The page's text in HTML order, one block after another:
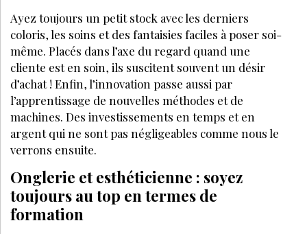
Ayez toujours un petit stock avec les derniers
coloris, les soins et des fantaisies faciles à poser soi-
même. Placés dans l’axe du regard quand une
cliente est en soin, ils suscitent souvent un désir
d’achat ! Enfin, l’innovation passe aussi par
l’apprentissage de nouvelles méthodes et de
machines. Des investissements en temps et en
argent qui ne sont pas négligeables comme nous le
verrons ensuite.
Onglerie et esthéticienne : soyez
toujours au top en termes de
formation